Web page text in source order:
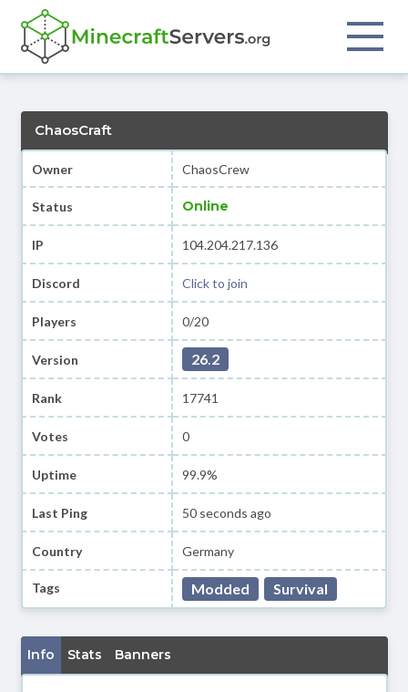
ChaosCraft
Owner ChaosCrew
Status Online
IP 104.204.217.136
Discord Click to join
Players 0/20
Version 26.2
Rank 17741
Votes 0
Uptime 99.9%
Last Ping 50 seconds ago
Country Germany
Tags Modded Survival
Info Stats Banners